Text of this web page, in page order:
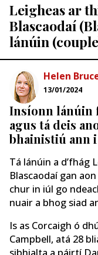
Leigheas ar
Blascaodaí
lánúin
Helen
13/01/2024
Insíonn lánúin
agus tá deis
bhainistiú ann
Tá lánúin a d’fhág
Blascaodaí gan
chur in iúl go
nuair a bhog siad
Is as Corcaigh ó
Campbell, atá 28